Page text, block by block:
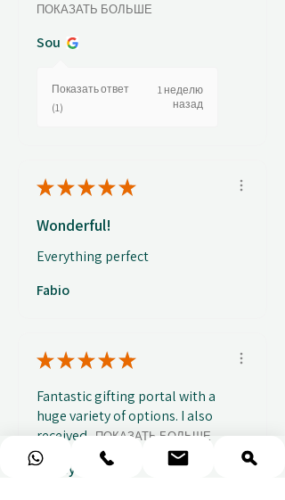
ПОКАЗАТЬ БОЛЬШЕ
Sou
Показать ответ
(1)
1 неделю
назад
★★★★★
Wonderful!
Everything perfect
Fabio
★★★★★
Fantastic gifting portal with a
huge variety of options. I also
received...ПОКАЗАТЬ БОЛЬШЕ
Abbey B.